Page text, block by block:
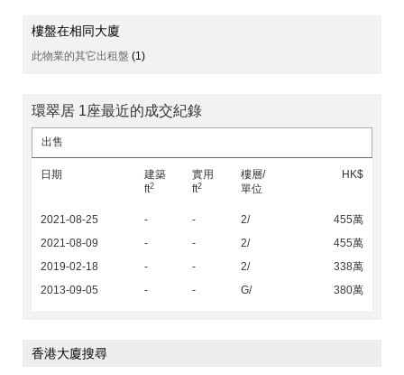
樓盤在相同大廈
此物業的其它出租盤 (1)
環翠居 1座最近的成交紀錄
出售
日期
建築
ft2
實用
ft2
樓層/
單位
HK$
2021-08-25 - - 2/
455萬
2021-08-09
- - 2/
455萬
2019-02-18
- - 2/
338萬
2013-09-05
- - G/ 380萬
香港大廈搜尋